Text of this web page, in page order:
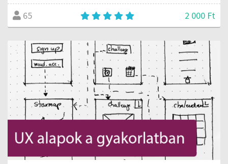
65 2 000 Ft